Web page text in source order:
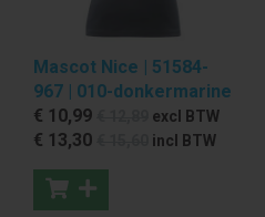
Mascot Nice | 51584-
967 | 010-donkermarine
€ 10,99 excl BTW
€ 13,30 incl BTW